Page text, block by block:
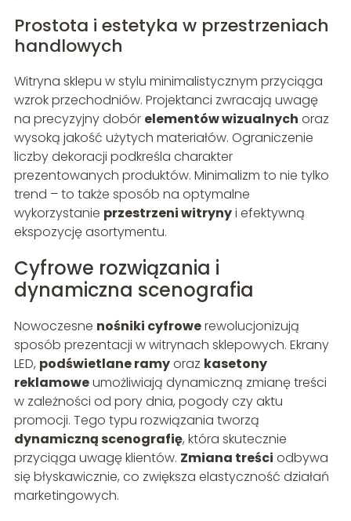
Prostota i estetyka w przestrzeniach
handlowych
Witryna sklepu w stylu minimalistycznym przyciąga
wzrok przechodniów. Projektanci zwracają uwagę
na precyzyjny dobór elementów wizualnych oraz
wysoką jakość użytych materiałów. Ograniczenie
liczby dekoracji podkreśla charakter
prezentowanych produktów. Minimalizm to nie tylko
trend – to także sposób na optymalne
wykorzystanie przestrzeni witrynyi efektywną
ekspozycję asortymentu.
Cyfrowe rozwiązania i
dynamiczna scenografia
Nowoczesne nośniki cyfrowerewolucjonizują
sposób prezentacji w witrynach sklepowych. Ekrany
LED, podświetlane ramyoraz kasetony
reklamoweumożliwiają dynamiczną zmianę treści
w zależności od pory dnia, pogody czy aktu
promocji. Tego typu rozwiązania tworzą
dynamiczną scenografię, która skutecznie
przyciąga uwagę klientów. Zmiana treści odbywa
się błyskawicznie, co zwiększa elastyczność działań
marketingowych.